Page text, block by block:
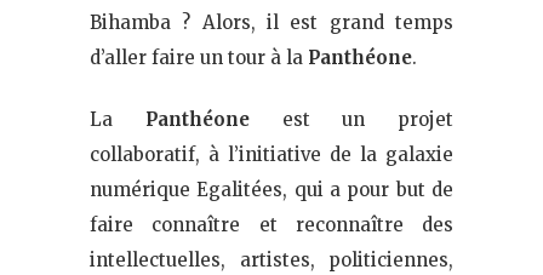
Bihamba ? Alors, il est grand temps
d’aller faire un tour à la Panthéone.
La Panthéoneest un projet
collaboratif, à l’initiative de la galaxie
numérique Egalitées, qui a pour but de
faire connaître et reconnaître des
intellectuelles, artistes, politiciennes,